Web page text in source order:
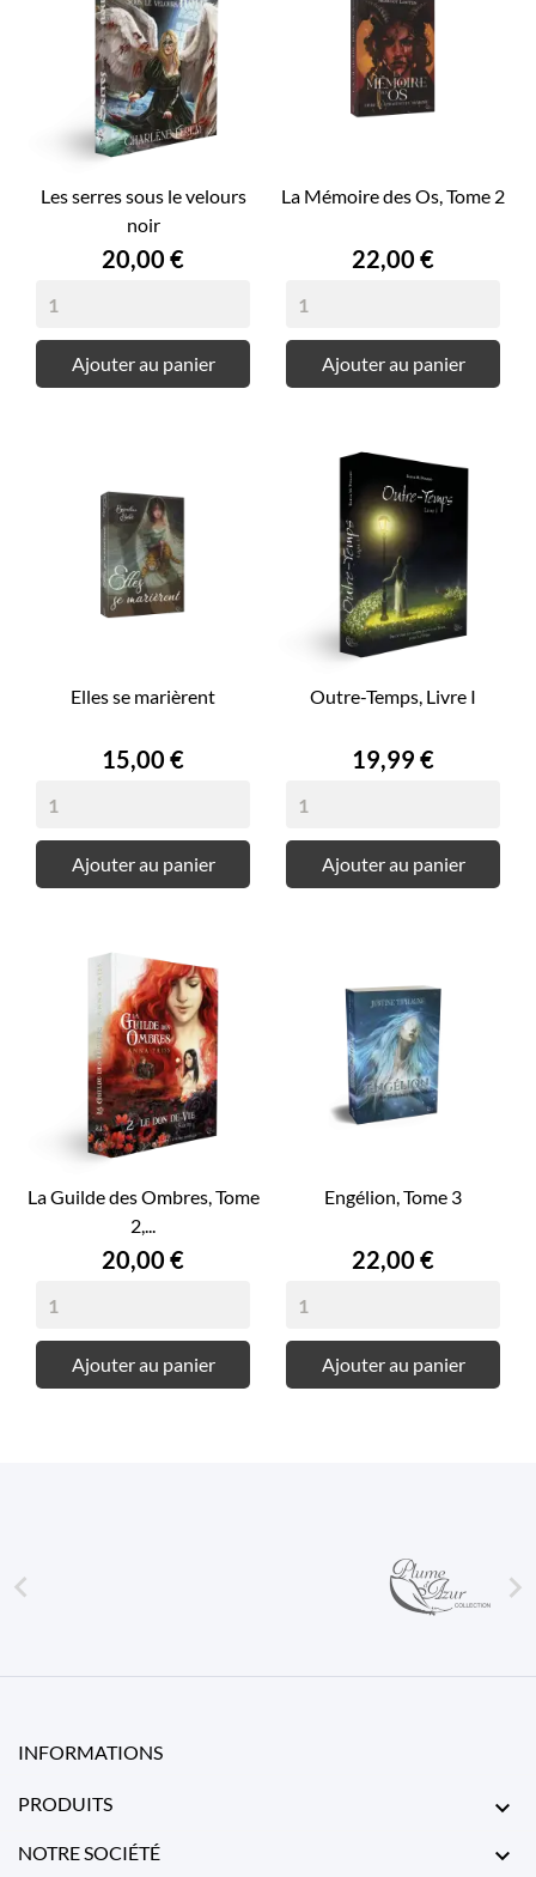
Les serres sous le velours
noir
Prix
20,00 €
Ajouter au panier
La Mémoire des Os, Tome 2
Prix
22,00 €
Ajouter au panier
Elles se marièrent
Prix
15,00 €
Ajouter au panier
Outre-Temps, Livre I
Prix
19,99 €
Ajouter au panier
La Guilde des Ombres, Tome
2,...
Prix
20,00 €
Ajouter au panier
Engélion, Tome 3
Prix
22,00 €
Ajouter au panier
 
INFORMATIONS
PRODUITS 
NOTRE SOCIÉTÉ 